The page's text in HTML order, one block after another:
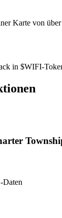
Karte von
in $WIFI-
Daten